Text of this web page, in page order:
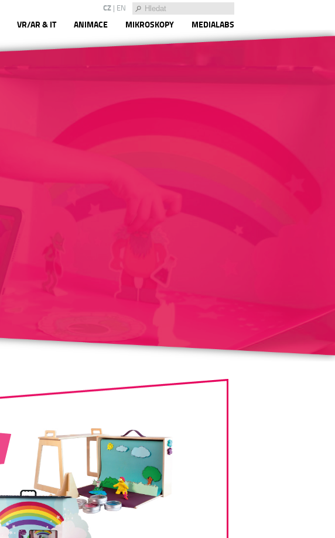
CZ | EN
VR/AR & IT ANIMACE MIKROSKOPY MEDIALABS